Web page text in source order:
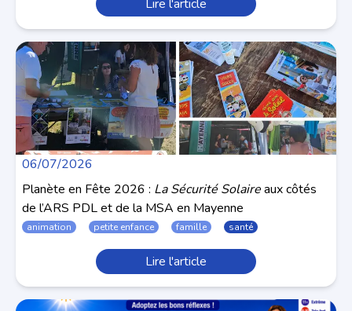
Lire l'article
06/07/2026
Planète en Fête 2026 : La Sécurité Solaireaux côtés
de l’ARS PDL et de la MSA en Mayenne
animation petite enfance famille santé
Lire l'article